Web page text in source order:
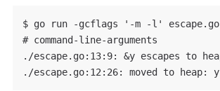
$ go run -gcflags '-m -l' escape.go
# command-line-arguments
./escape.go:13:9: &y escapes to